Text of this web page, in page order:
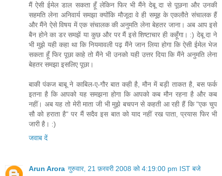
मैं ऐसी ईमेल डाल सकता हूँ लेकिन फिर भी मैंने देबू दा से पूछना और उनकी
सहमति लेना अनिवार्य समझा क्योंकि मौजूदा वे ही समूह के एकलौते संचालक हैं
और मैंने ऐसे विषय में एक संचालक की अनुमति लेना बेहतर जाना। अब आप इसे
बैन होने का डर समझें या कुछ और पर मैं इसे शिष्टाचार ही कहूँगा। :) देबू दा ने
भी मुझे यही कहा था कि नियमावली पढ़ मैंने जान लिया होगा कि ऐसी ईमेल भेज
सकता हूँ फिर पूछा काहे तो मैंने भी उनको यही उत्तर दिया कि मैंने अनुमति लेना
बेहतर समझा इसलिए पूछा।
बाकी पंकज बाबू ने काबिल-ए-गौर बात कही है, मौन में बड़ी ताकत है, बस फर्क
इतना है कि आपको यह समझना होगा कि आपको कब मौन रहना है और कब
नहीं। अब यह तो मेरी माता जी भी मुझे बचपन से कहती आ रही हैं कि "एक चुप
सौ को हराता है" पर मैं सदैव इस बात को याद नहीं रख पाता, प्रयास फिर भी
जारी है। :)
जवाब दें
Arun Arora गुरुवार, 21 फ़रवरी 2008 को 4:19:00 pm IST बजे